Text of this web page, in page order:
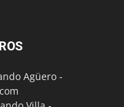
Agüero -